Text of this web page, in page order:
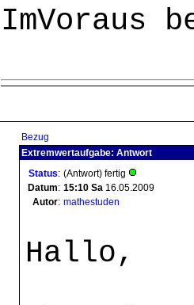
ImVoraus
Bezug
Extremwertaufgabe: Antwort
Status: (Antwort) fertig
Datum: 15:10 Sa 16.05.2009
Autor: mathestuden
Hallo,